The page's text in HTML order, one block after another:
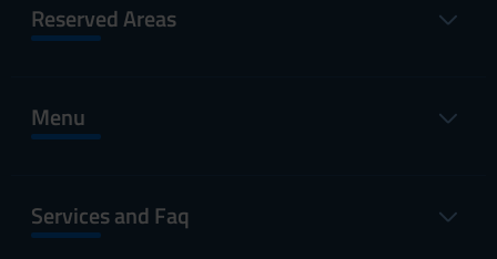
Reserved Areas
Menu
Services and Faq